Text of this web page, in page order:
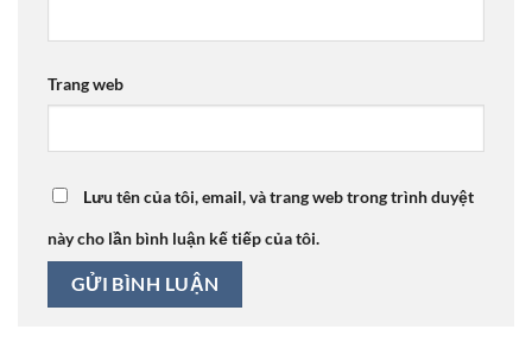
Trang web
Lưu tên của tôi, email, và trang web trong trình duyệt
này cho lần bình luận kế tiếp của tôi.